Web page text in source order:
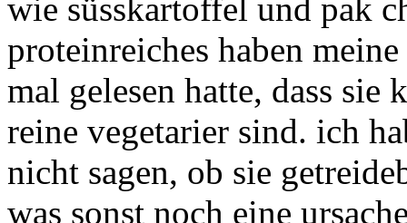
wie süsskartoffel und pak
proteinreiches haben
mal gelesen hatte, dass sie
reine vegetarier sind. ich
nicht sagen, ob sie
was sonst noch eine